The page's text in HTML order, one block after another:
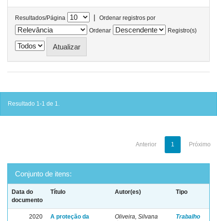
Resultados/Página |
Ordenar registros por
Ordenar
Registro(s)
Resultado 1-1 de 1.
Anterior 1 Próximo
Conjunto de itens:
Data do
documento
Título Autor(es) Tipo
2020
A proteção da
Oliveira, Silvana
Trabalho